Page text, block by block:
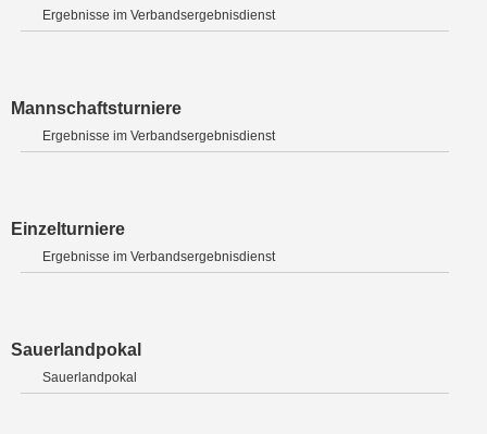
Ergebnisse im Verbandsergebnisdienst
Mannschaftsturniere
Ergebnisse im Verbandsergebnisdienst
Einzelturniere
Ergebnisse im Verbandsergebnisdienst
Sauerlandpokal
Sauerlandpokal